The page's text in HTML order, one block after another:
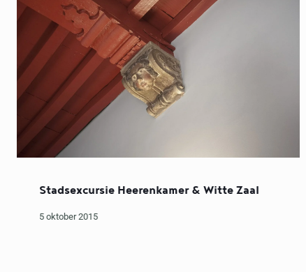
Stadsexcursie Heerenkamer & Witte Zaal
5 oktober 2015